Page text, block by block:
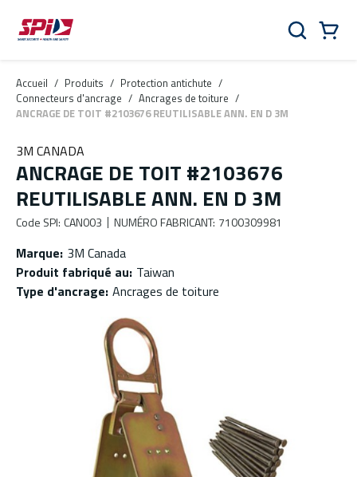
Aller au contenu principal
Skip to menu
Skip to footer
Rechercher
Accueil / Produits / Protection antichute /
Connecteurs d'ancrage / Ancrages de toiture /
ANCRAGE DE TOIT #2103676 REUTILISABLE ANN. EN D 3M
3M CANADA
ANCRAGE DE TOIT #2103676
REUTILISABLE ANN. EN D 3M
Code SPI: CAN003 NUMÉRO FABRICANT: 7100309981
Marque: 3M Canada
Produit fabriqué au: Taiwan
Type d'ancrage: Ancrages de toiture